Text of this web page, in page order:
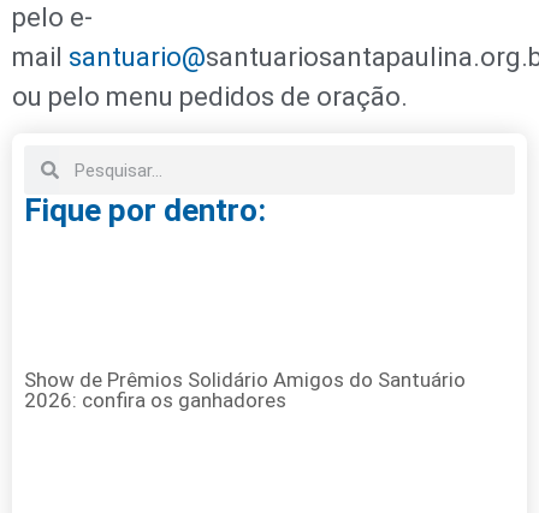
pelo e-
mail santuario@
ou pelo menu pedidos de oração.
Fique por dentro:
Show de Prêmios Solidário Amigos do Santuário
2026: confira os ganhadores